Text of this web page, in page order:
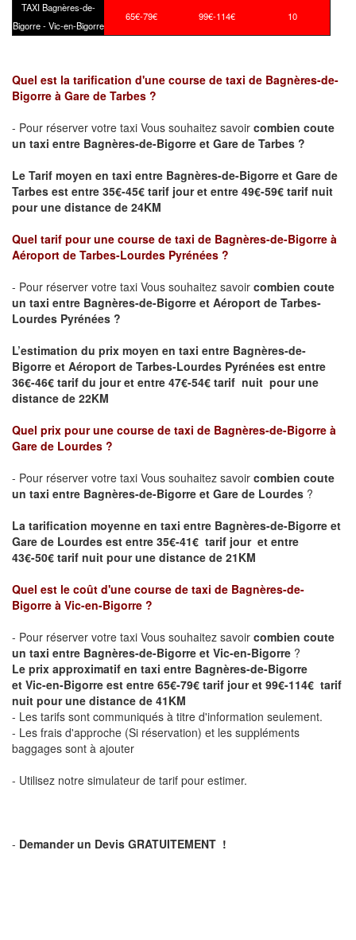
TAXI Bagnères-de-
Bigorre - Vic-en-Bigorre
65€-79€ 99€-114€ 10
Quel est la tarification d'une course de taxi de Bagnères-de-
Bigorre à Gare de Tarbes ?
- Pour réserver votre taxi Vous souhaitez savoir combien coute
un taxi entre Bagnères-de-Bigorre et Gare de Tarbes ?
Le Tarif moyen en taxi entre Bagnères-de-Bigorre et Gare de
Tarbes est entre 35€-45€ tarif jour et entre 49€-59€ tarif nuit
pour une distance de 24KM
Quel tarif pour une course de taxi de Bagnères-de-Bigorre à
Aéroport de Tarbes-Lourdes Pyrénées ?
- Pour réserver votre taxi Vous souhaitez savoir combien coute
un taxi entre Bagnères-de-Bigorre et Aéroport de Tarbes-
Lourdes Pyrénées ?
L’estimation du prix moyen en taxi entre Bagnères-de-
Bigorre et Aéroport de Tarbes-Lourdes Pyrénées est entre
36€-46€ tarif du jour et entre 47€-54€ tarif nuit pour une
distance de 22KM
Quel prix pour une course de taxi de Bagnères-de-Bigorre à
Gare de Lourdes ?
- Pour réserver votre taxi Vous souhaitez savoir combien coute
un taxi entre Bagnères-de-Bigorre et Gare de Lourdes ?
La tarification moyenne en taxi entre Bagnères-de-Bigorre et
Gare de Lourdes est entre 35€-41€ tarif jour et entre
43€-50€ tarif nuit pour une distance de 21KM
Quel est le coût d'une course de taxi de Bagnères-de-
Bigorre à Vic-en-Bigorre ?
- Pour réserver votre taxi Vous souhaitez savoir combien coute
un taxi entre Bagnères-de-Bigorre et Vic-en-Bigorre ?
Le prix approximatif en taxi entre Bagnères-de-Bigorre
et Vic-en-Bigorre est entre 65€-79€ tarif jour et 99€-114€ tarif
nuit pour une distance de 41KM
- Les tarifs sont communiqués à titre d'information seulement.
- Les frais d'approche (Si réservation) et les suppléments
baggages sont à ajouter
- Utilisez notre simulateur de tarif pour estimer.
- Demander un Devis GRATUITEMENT !